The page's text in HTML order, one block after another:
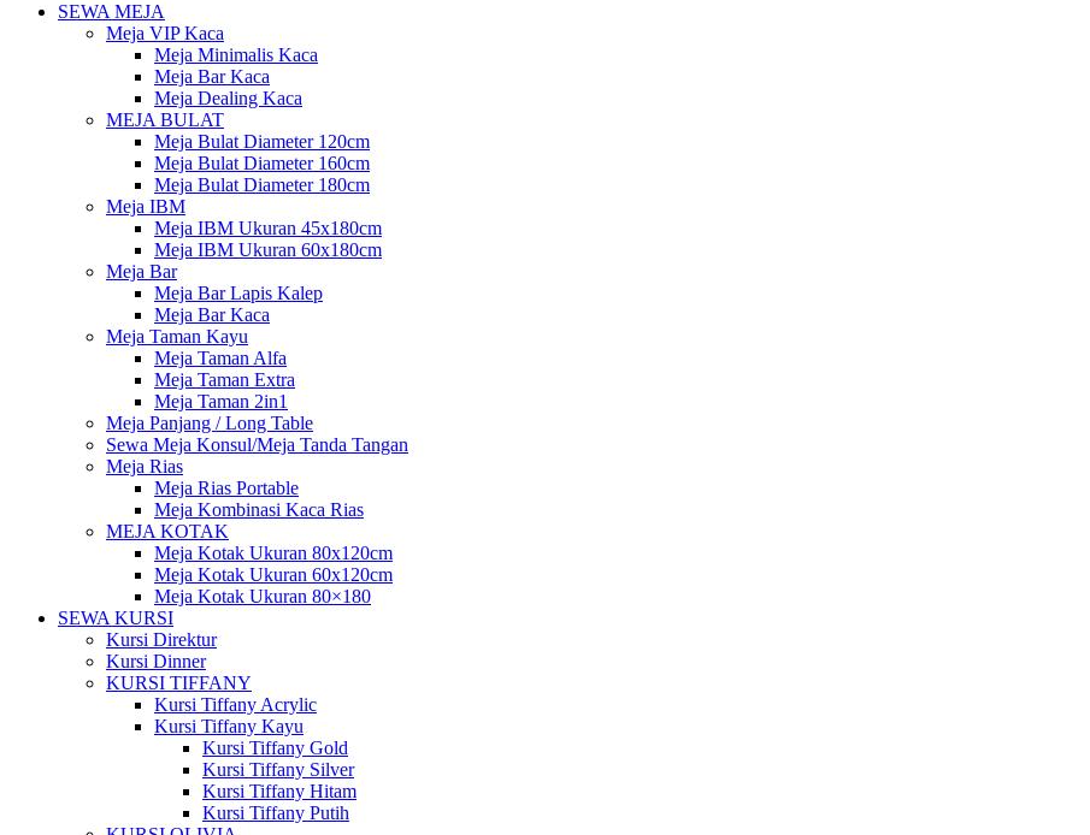
SEWA MEJA
Meja VIP Kaca
Meja Minimalis Kaca
Meja Bar Kaca
Meja Dealing Kaca
MEJA BULAT
Meja Bulat Diameter 120cm
Meja Bulat Diameter 160cm
Meja Bulat Diameter 180cm
Meja IBM
Meja IBM Ukuran 45x180cm
Meja IBM Ukuran 60x180cm
Meja Bar
Meja Bar Lapis Kalep
Meja Bar Kaca
Meja Taman Kayu
Meja Taman Alfa
Meja Taman Extra
Meja Taman 2in1
Meja Panjang / Long Table
Sewa Meja Konsul/Meja Tanda Tangan
Meja Rias
Meja Rias Portable
Meja Kombinasi Kaca Rias
MEJA KOTAK
Meja Kotak Ukuran 80x120cm
Meja Kotak Ukuran 60x120cm
Meja Kotak Ukuran 80×180
SEWA KURSI
Kursi Direktur
Kursi Dinner
KURSI TIFFANY
Kursi Tiffany Acrylic
Kursi Tiffany Kayu
Kursi Tiffany Gold
Kursi Tiffany Silver
Kursi Tiffany Hitam
Kursi Tiffany Putih